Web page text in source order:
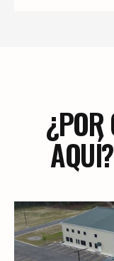
¿POR